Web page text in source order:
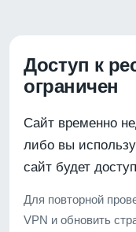
Доступ к
ограничен
Сайт временно
либо вы
сайт будет
Для повторной
VPN и обновить